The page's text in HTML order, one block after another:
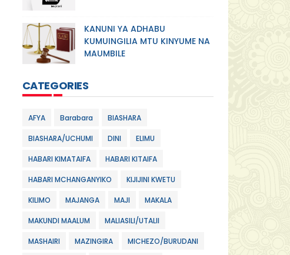
KANUNI YA ADHABU
KUMUINGILIA MTU KINYUME NA
MAUMBILE
CATEGORIES
AFYA Barabara BIASHARA
BIASHARA/UCHUMI DINI ELIMU
HABARI KIMATAIFA HABARI KITAIFA
HABARI MCHANGANYIKO KIJIJINI KWETU
KILIMO MAJANGA MAJI MAKALA
MAKUNDI MAALUM MALIASILI/UTALII
MASHAIRI MAZINGIRA MICHEZO/BURUDANI